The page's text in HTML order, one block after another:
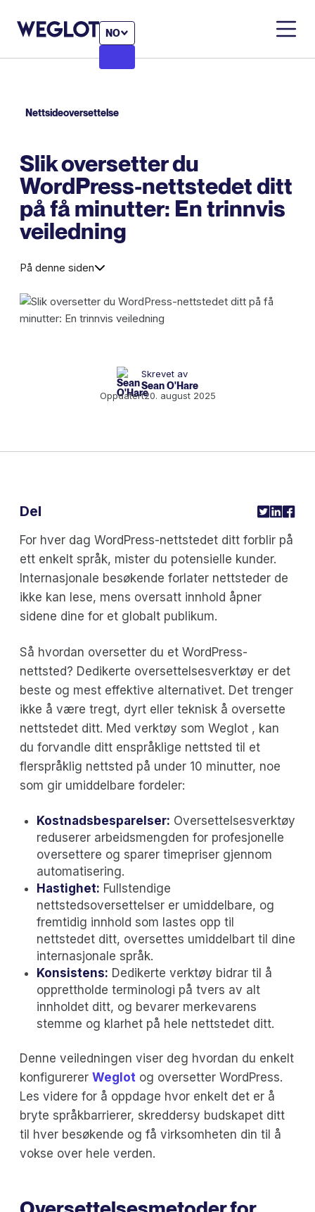
NO
Nettsideoversettelse
Slik oversetter du
WordPress-nettstedet ditt
på få minutter: En trinnvis
veiledning
På denne siden
Skrevet av
Sean O'Hare
Oppdatert20. august 2025
For hver dag WordPress-nettstedet ditt forblir på
ett enkelt språk, mister du potensielle kunder.
Internasjonale besøkende forlater nettsteder de
ikke kan lese, mens oversatt innhold åpner
sidene dine for et globalt publikum.
Så hvordan oversetter du et WordPress-
nettsted? Dedikerte oversettelsesverktøy er det
beste og mest effektive alternativet. Det trenger
ikke å være tregt, dyrt eller teknisk å oversette
nettstedet ditt. Med verktøy som Weglot , kan
du forvandle ditt enspråklige nettsted til et
flerspråklig nettsted på under 10 minutter, noe
som gir umiddelbare fordeler:
Kostnadsbesparelser: Oversettelsesverktøy
reduserer arbeidsmengden for profesjonelle
oversettere og sparer timepriser gjennom
automatisering.
Hastighet: Fullstendige
nettstedsoversettelser er umiddelbare, og
fremtidig innhold som lastes opp til
nettstedet ditt, oversettes umiddelbart til dine
internasjonale språk.
Konsistens: Dedikerte verktøy bidrar til å
opprettholde terminologi på tvers av alt
innholdet ditt, og bevarer merkevarens
stemme og klarhet på hele nettstedet ditt.
Denne veiledningen viser deg hvordan du enkelt
konfigurerer Weglot og oversetter WordPress.
Les videre for å oppdage hvor enkelt det er å
bryte språkbarrierer, skreddersy budskapet ditt
til hver besøkende og få virksomheten din til å
vokse over hele verden.
Del